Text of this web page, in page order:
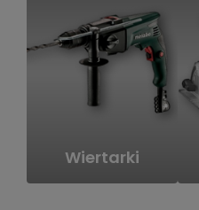
Wiertarki